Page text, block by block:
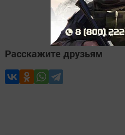
Авторизоваться
Расскажите друзьям